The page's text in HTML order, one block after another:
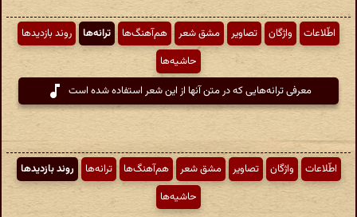
اطّلاعات واژگان تصاویر مشق شعر هم‌آهنگ‌ها ترانه‌ها
روند بازدیدها
حاشیه‌ها
معرفی ترانه‌هایی که در متن آنها از این شعر استفاده شده است
اطّلاعات واژگان تصاویر مشق شعر هم‌آهنگ‌ها ترانه‌ها
روند بازدیدها
حاشیه‌ها